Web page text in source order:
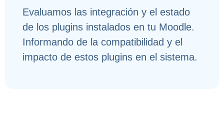
Evaluamos las integración y el estado
de los plugins instalados en tu Moodle.
Informando de la compatibilidad y el
impacto de estos plugins en el sistema.